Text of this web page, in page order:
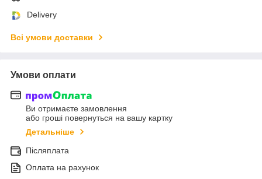
Delivery
Всі умови доставки
Умови оплати
Ви отримаєте замовлення
або гроші повернуться на вашу картку
Детальніше
Післяплата
Оплата на рахунок